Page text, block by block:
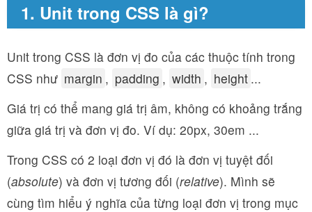
1. Unit trong CSS là gì?
Unit trong CSS là đơn vị đo của các thuộc tính trong
CSS như margin , padding , width , height ...
Giá trị có thể mang giá trị âm, không có khoảng trắng
giữa giá trị và đơn vị đo. Ví dụ: 20px, 30em ...
Trong CSS có 2 loại đơn vị đó là đơn vị tuyệt đối
(absolute) và đơn vị tương đối (relative). Mình sẽ
cùng tìm hiểu ý nghĩa của từng loại đơn vị trong mục